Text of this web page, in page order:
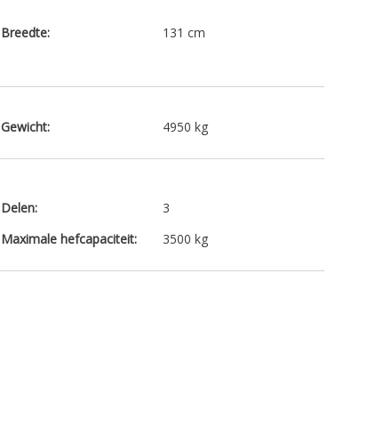
Breedte: 131 cm
Gewicht:
4950 kg
Delen:
3
Maximale hefcapaciteit:
3500 kg